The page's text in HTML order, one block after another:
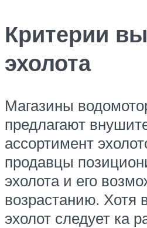
Критерии
эхолота
Магазины
предлагают
ассортимент
продавцы
эхолота и его
возрастанию. Хотя
эхолот следует ка